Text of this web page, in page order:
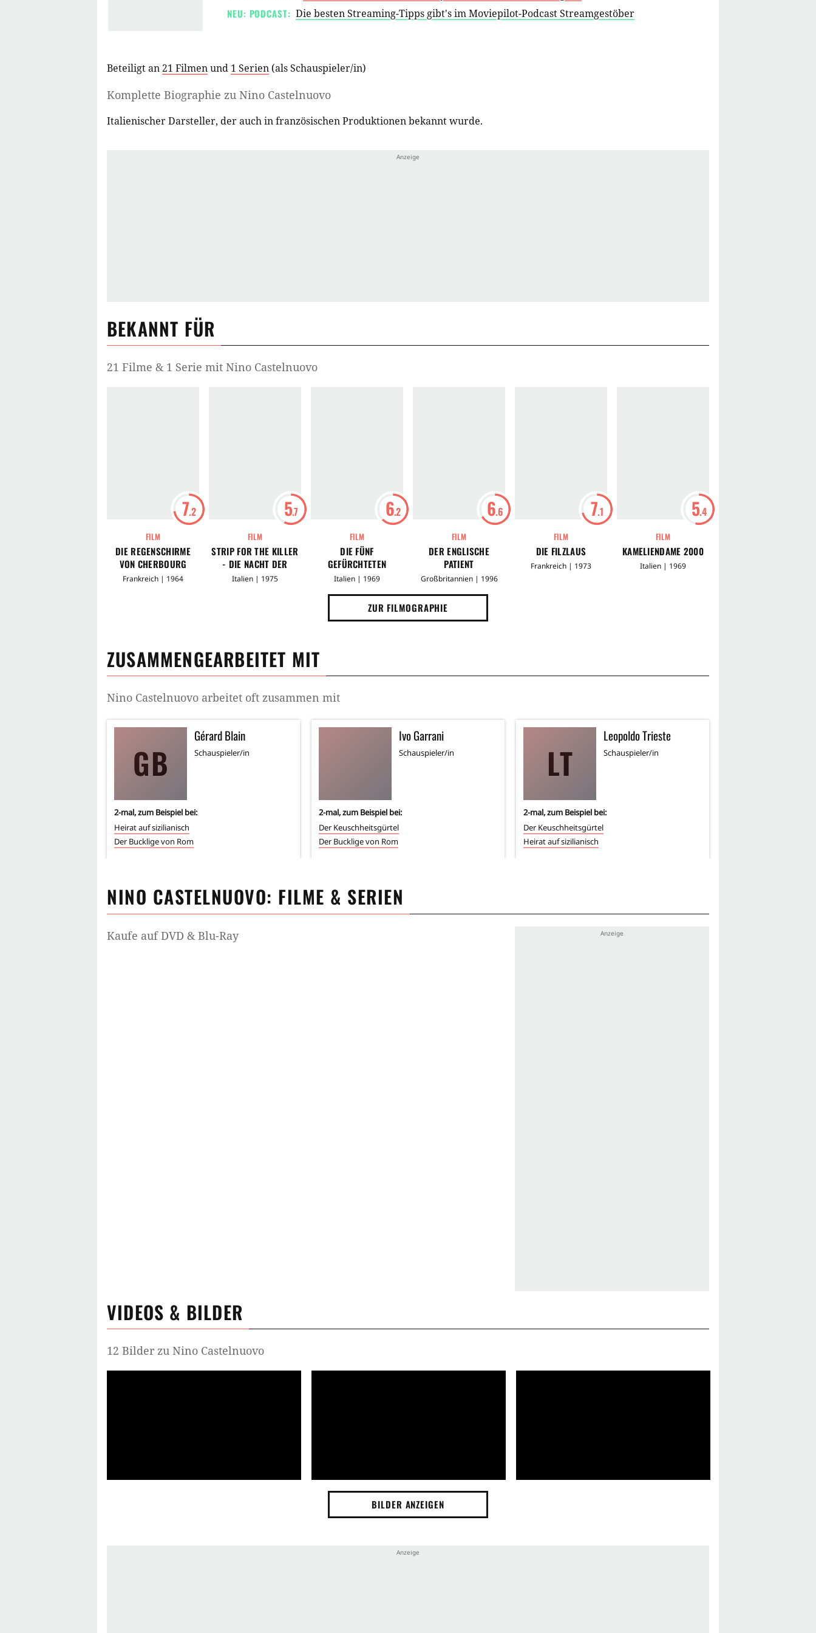
NEU: PODCAST: Die besten Streaming-Tipps gibt's im Moviepilot-Podcast Streamgestöber
Beteiligt an21 Filmenund 1 Serien (alsSchauspieler/in)
Komplette Biographie zu Nino Castelnuovo
Italienischer Darsteller, der auch in französischen Produktionen bekannt wurde.
BEKANNT FÜR
21 Filme & 1 Serie mit Nino Castelnuovo
7.2
FILM
DIE REGENSCHIRME
VON CHERBOURG
Frankreich | 1964
5.7
FILM
STRIP FOR THE KILLER
- DIE NACHT DER
BLANKEN MESSER
Italien | 1975
6.2
FILM
DIE FÜNF
GEFÜRCHTETEN
Italien | 1969
6.6
FILM
DER ENGLISCHE
PATIENT
Großbritannien | 1996
7.1
FILM
DIE FILZLAUS
Frankreich | 1973
5.4
FILM
KAMELIENDAME 2000
Italien | 1969
ZUR FILMOGRAPHIE
ZUSAMMENGEARBEITET MIT
Nino Castelnuovo arbeitet oft zusammen mit
GB
Gérard Blain
Schauspieler/in
2-mal, zum Beispiel bei:
Heirat auf sizilianisch
Der Bucklige von Rom
Ivo Garrani
Schauspieler/in
2-mal, zum Beispiel bei:
Der Keuschheitsgürtel
Der Bucklige von Rom
LT
Leopoldo Trieste
Schauspieler/in
2-mal, zum Beispiel bei:
Der Keuschheitsgürtel
Heirat auf sizilianisch
NINO CASTELNUOVO: FILME & SERIEN
Kaufe auf DVD & Blu-Ray
VIDEOS & BILDER
12 Bilder zu Nino Castelnuovo
BILDER ANZEIGEN